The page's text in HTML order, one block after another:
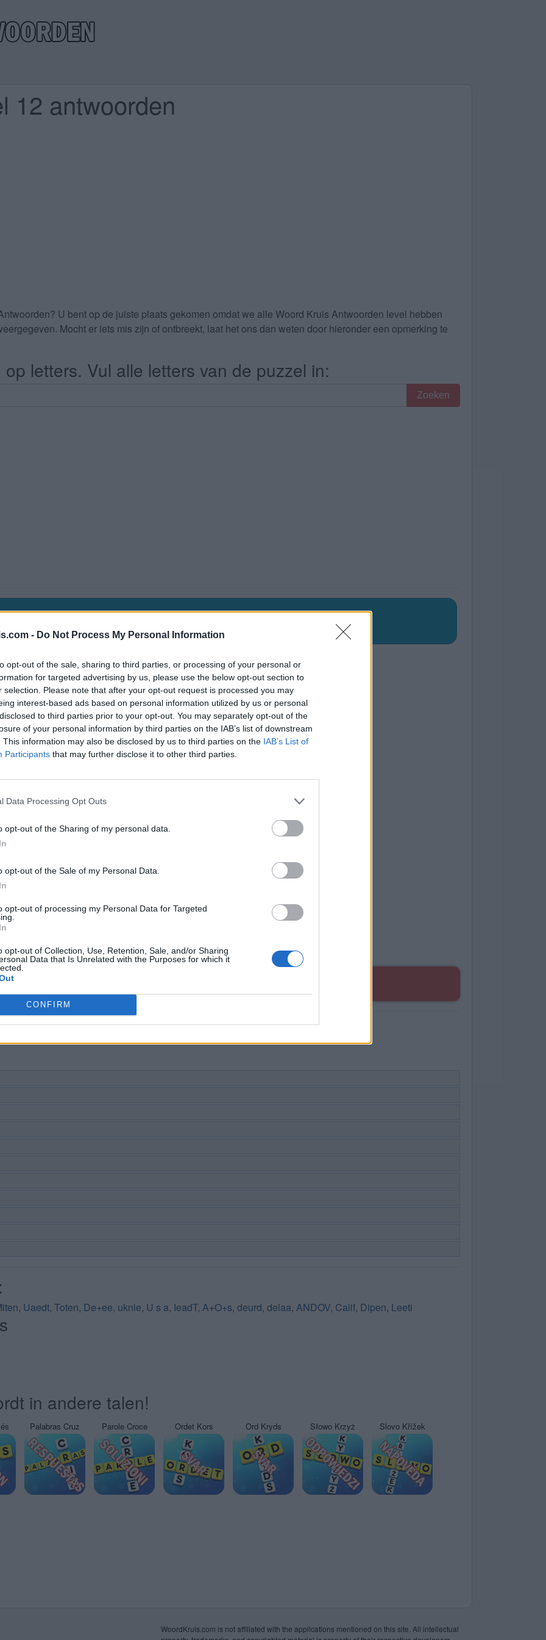
- Do Not Process My Personal Information
opt-out of the sale, sharing to third parties, or processing of your personal or
for targeted advertising by us, please use the below opt-out section to
selection. Please note that after your opt-out request is processed you may
interest-based ads based on personal information utilized by us or personal
to third parties prior to your opt-out. You may separately opt-out of the
of your personal information by third parties on the IAB’s list of downstream
This information may also be disclosed by us to third parties on the IAB’s List of
Participants that may further disclose it to other third parties.
Data Processing Opt Outs
opt-out of the Sharing of my personal data.
opt-out of the Sale of my Personal Data.
opt-out of processing my Personal Data for Targeted
opt-out of Collection, Use, Retention, Sale, and/or Sharing
Data that Is Unrelated with the Purposes for which it
CONFIRM
12 antwoorden
? U bent op de juiste plaats gekomen omdat we alle Woord Kruis Antwoorden level hebben
Mocht er iets mis zijn of ontbreekt, laat het ons dan weten door hieronder een opmerking te
op letters. Vul alle letters van de puzzel in:
Zoeken
NAAR MEER ANTWOORDEN
maar wij raden u aan de zoekopdracht op letters te gebruiken.
, Uaedt, Toten, De+ee, uknie, U s a, IeadT, A+O+s, deurd, delaa, ANDOV, Calif, Dipen, Leeti
in andere talen!
Palabras Cruz Parole Croce Ordet Kors Ord Kryds Słowo Krzyż Slovo Křížek
WoordKruis.com is not affiliated with the applications mentioned on this site. All intellectual